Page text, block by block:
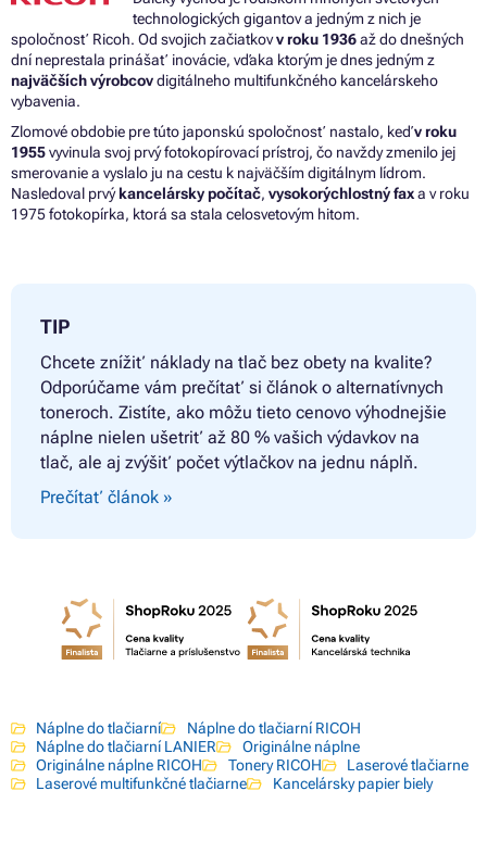
technologických gigantov a jedným z nich je
spoločnosť Ricoh. Od svojich začiatkovv roku 1936až do dnešných
dní neprestala prinášať inovácie, vďaka ktorým je dnes jedným z
najväčších výrobcovdigitálneho multifunkčného kancelárskeho
vybavenia.
Zlomové obdobie pre túto japonskú spoločnosť nastalo, keďv roku
1955vyvinula svoj prvý fotokopírovací prístroj, čo navždy zmenilo jej
smerovanie a vyslalo ju na cestu k najväčším digitálnym lídrom.
Nasledoval prvýkancelársky počítač, vysokorýchlostný faxa v roku
1975 fotokopírka, ktorá sa stala celosvetovým hitom.
TIP
Chcete znížiť náklady na tlač bez obety na kvalite?
Odporúčame vám prečítať si článok o alternatívnych
toneroch. Zistíte, ako môžu tieto cenovo výhodnejšie
náplne nielen ušetriť až 80 % vašich výdavkov na
tlač, ale aj zvýšiť počet výtlačkov na jednu náplň.
Prečítať článok »
Náplne do tlačiarní
Náplne do tlačiarní RICOH
Náplne do tlačiarní LANIER
Originálne náplne
Originálne náplne RICOH
Tonery RICOH
Laserové tlačiarne
Laserové multifunkčné tlačiarne
Kancelársky papier biely